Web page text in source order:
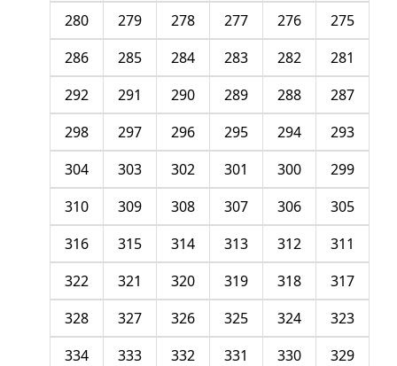
275
276
277
278
279
280
281
282
283
284
285
286
287
288
289
290
291
292
293
294
295
296
297
298
299
300
301
302
303
304
305
306
307
308
309
310
311
312
313
314
315
316
317
318
319
320
321
322
323
324
325
326
327
328
329
330
331
332
333
334